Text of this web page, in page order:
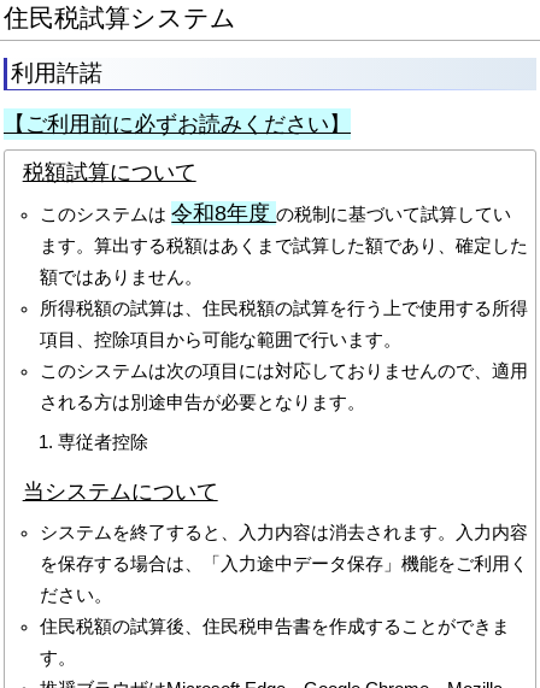
住民税試算システム
利用許諾
【ご利用前に必ずお読みください】
税額試算について
このシステムは令和8年度の税制に基づいて試算してい
ます。算出する税額はあくまで試算した額であり、確定した
額ではありません。
所得税額の試算は、住民税額の試算を行う上で使用する所得
項目、控除項目から可能な範囲で行います。
このシステムは次の項目には対応しておりませんので、適用
される方は別途申告が必要となります。
専従者控除
当システムについて
システムを終了すると、入力内容は消去されます。入力内容
を保存する場合は、「入力途中データ保存」機能をご利用く
ださい。
住民税額の試算後、住民税申告書を作成することができま
す。